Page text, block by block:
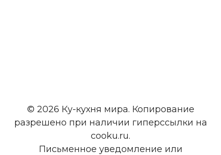
© 2026 Ку-кухня мира. Копирование
разрешено при наличии гиперссылки на
cooku.ru.
Письменное уведомление или